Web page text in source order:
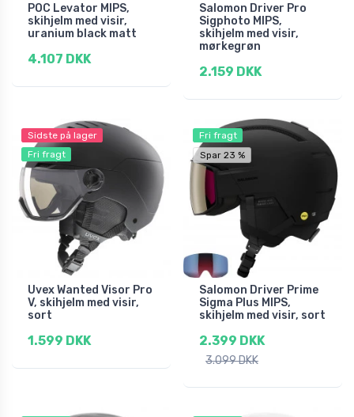
POC Levator MIPS,
skihjelm med visir,
uranium black matt
4.107 DKK
Salomon Driver Pro
Sigphoto MIPS,
skihjelm med visir,
mørkegrøn
2.159 DKK
Sidste på lager
Fri fragt
Uvex Wanted Visor Pro
V, skihjelm med visir,
sort
1.599 DKK
Fri fragt
Spar 23 %
Salomon Driver Prime
Sigma Plus MIPS,
skihjelm med visir, sort
2.399 DKK
3.099 DKK